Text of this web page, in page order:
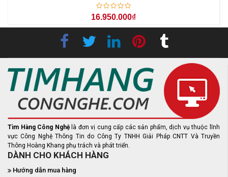
16.950.000₫
Tìm Hàng Công Nghệ là đơn vị cung cấp các sản phẩm, dịch vụ thuộc lĩnh
vực Công Nghệ Thông Tin do Công Ty TNHH Giải Pháp CNTT Và Truyền
Thông Hoàng Khang phụ trách và phát triển.
DÀNH CHO KHÁCH HÀNG
Hướng dẫn mua hàng